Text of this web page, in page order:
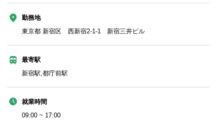
勤務地
東京都 新宿区 西新宿2-1-1 新宿三井ビル
最寄駅
新宿駅,都庁前駅
就業時間
09:00 ~ 17:00